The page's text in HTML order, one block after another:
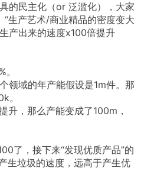
的民主化（or 泛滥化），大家
“生产艺术/商业精品的密度变大
产出来的速度x100倍提升
领域的年产能假设是1m件。那
。
升，那么产能变成了100m，
了，接下来“发现优质产品”的
生垃圾的速度，远高于产生优